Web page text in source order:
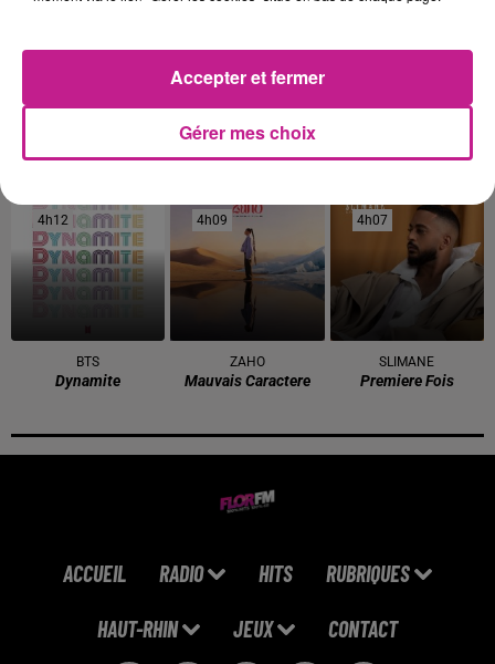
4h12
4h12
BTS
Dynamite
4h09
4h09
ZAHO
Mauvais Caractere
4h07
4h07
SLIMANE
Premiere Fois
ACCUEIL RADIO HITS RUBRIQUES
HAUT-RHIN JEUX CONTACT
Gérer mes choix
Accepter et fermer